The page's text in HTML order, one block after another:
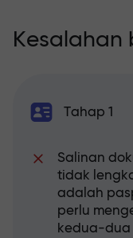
Kesalahan
Tahap 1
Salinan
tidak
adalah
perlu
kedua-dua